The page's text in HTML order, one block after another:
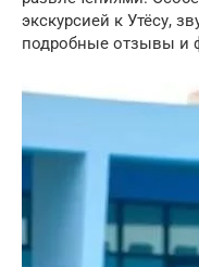
экскурсией к Утёсу,
подробные отзывы и